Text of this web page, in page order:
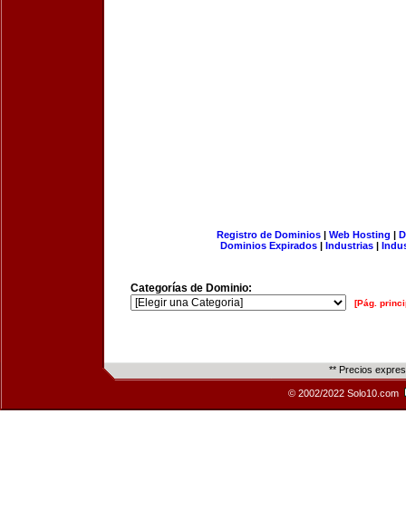
Registro de Dominios| Web Hosting |
Dominios Expirados | Industrias |
Categorías de Dominio:
[Pág.
** Precios
© 2002/2022 Solo10.com